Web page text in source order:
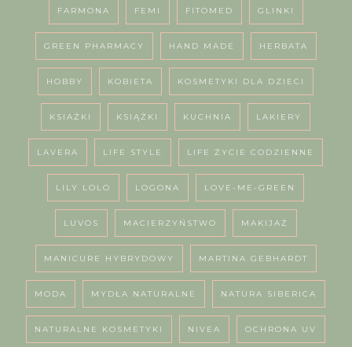
FARMONA FEMI FITOMED GLINKI
GREEN PHARMACY HAND MADE HERBATA
HOBBY KOBIETA KOSMETYKI DLA DZIECI
KSIAŻKI KSIĄŻKI KUCHNIA LAKIERY
LAVERA LIFE STYLE LIFE ŻYCIE CODZIENNE
LILY LOLO LOGONA LOVE-ME-GREEN
LUVOS MACIERZYŃSTWO MAKIJAŻ
MANICURE HYBRYDOWY MARTINA GEBHARDT
MODA MYDŁA NATURALNE NATURA SIBERICA
NATURALNE KOSMETYKI NIVEA OCHRONA UV